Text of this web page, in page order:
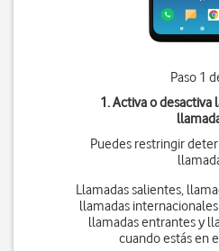
Paso 1
1. Activa o desactiva
Puedes restringir
Llamadas salientes,
llamadas
llamadas entrantes y
cuando estás en